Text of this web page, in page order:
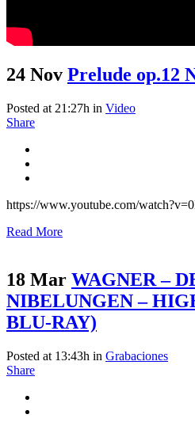
24 Nov Prelude op.12
Posted at 21:27h in Video
Share
https://www.youtube.com/
Read More
18 Mar WAGNER –
NIBELUNGEN –
BLU-RAY)
Posted at 13:43h in Grabaciones
Share